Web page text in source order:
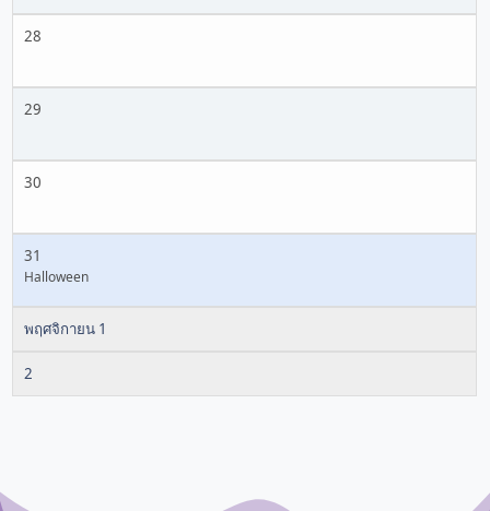
28
29
30
31
Halloween
พฤศจิกายน 1
2